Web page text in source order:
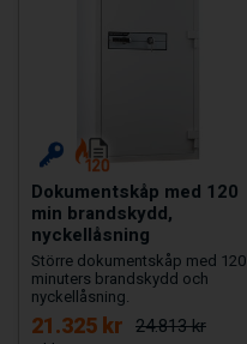
Dokumentskåp med 120
min brandskydd,
nyckellåsning
Större dokumentskåp med 120
minuters brandskydd och
nyckellåsning.
21.325 kr 24.813 kr